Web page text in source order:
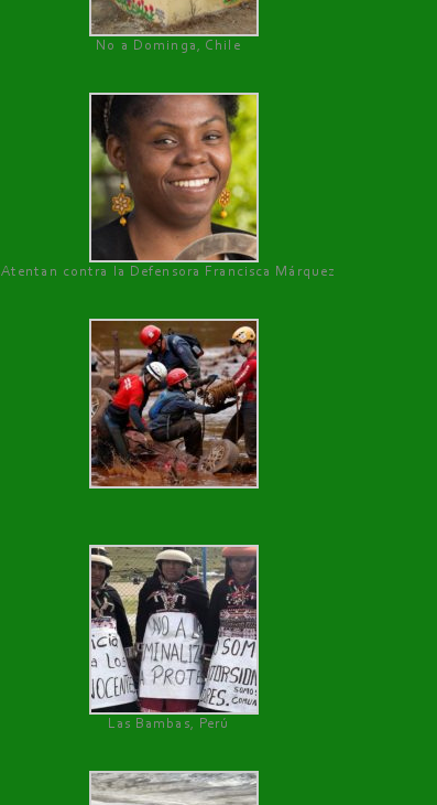
No a Dominga, Chile
Atentan contra la Defensora Francisca Márquez
Las Bambas, Perú